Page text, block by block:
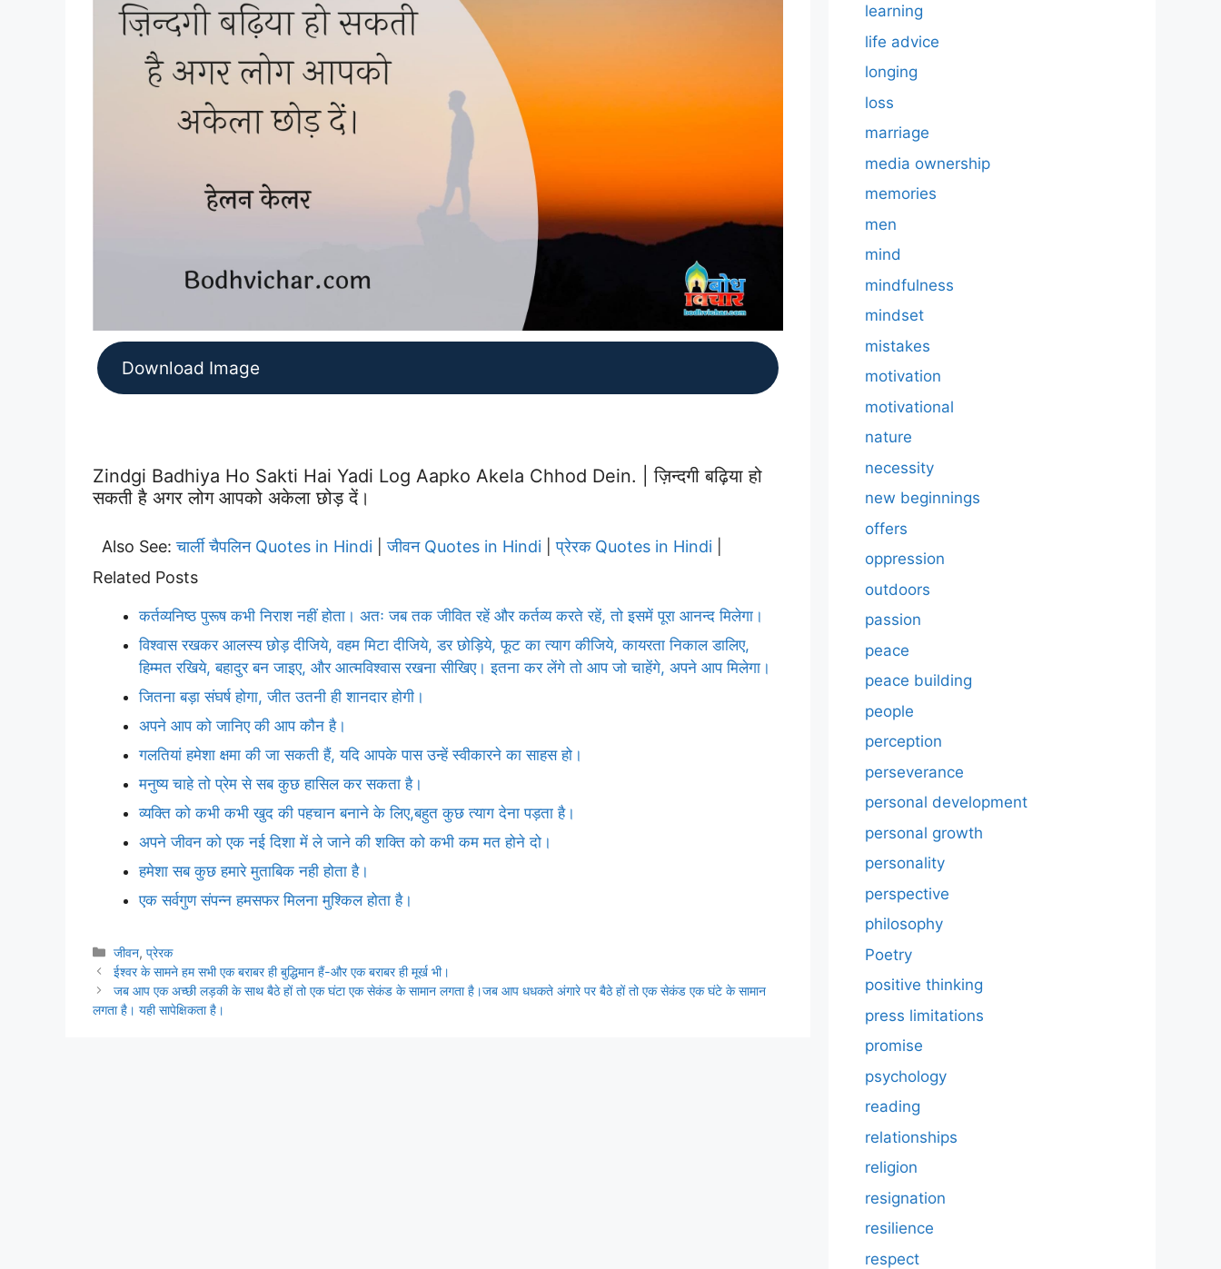
Download Image
Zindgi Badhiya Ho Sakti Hai Yadi Log Aapko Akela Chhod Dein. | ज़िन्दगी बढ़िया हो
सकती है अगर लोग आपको अकेला छोड़ दें।
Also See:चार्ली चैपलिन Quotes in Hindi |जीवन Quotes in Hindi |प्रेरक Quotes in Hindi
Related Posts
कर्तव्यनिष्ठ पुरूष कभी निराश नहीं होता। अतः जब तक जीवित रहें और कर्तव्य करते रहें, तो इसमें पूरा आनन्द मिलेगा।
विश्वास रखकर आलस्य छोड़ दीजिये, वहम मिटा दीजिये, डर छोड़िये, फूट का त्याग कीजिये, कायरता निकाल डालिए,
हिम्मत रखिये, बहादुर बन जाइए, और आत्मविश्वास रखना सीखिए। इतना कर लेंगे तो आप जो चाहेंगे, अपने आप मिलेगा।
जितना बड़ा संघर्ष होगा, जीत उतनी ही शानदार होगी।
अपने आप को जानिए की आप कौन है।
गलतियां हमेशा क्षमा की जा सकती हैं, यदि आपके पास उन्हें स्वीकारने का साहस हो।
मनुष्य चाहे तो प्रेम से सब कुछ हासिल कर सकता है।
व्यक्ति को कभी कभी खुद की पहचान बनाने के लिए,बहुत कुछ त्याग देना पड़ता है।
अपने जीवन को एक नई दिशा में ले जाने की शक्ति को कभी कम मत होने दो।
हमेशा सब कुछ हमारे मुताबिक नही होता है।
एक सर्वगुण संपन्न हमसफर मिलना मुश्किल होता है।
Categories
जीवन,प्रेरक
ईश्वर के सामने हम सभी एक बराबर ही बुद्धिमान हैं-और एक बराबर ही मूर्ख भी।
जब आप एक अच्छी लड़की के साथ बैठे हों तो एक घंटा एक सेकंड के सामान लगता है।जब आप धधकते अंगारे पर बैठे हों तो एक सेकंड एक घंटे के सामान
लगता है। यही सापेक्षिकता है।
learning
life advice
longing
loss
marriage
media ownership
memories
men
mind
mindfulness
mindset
mistakes
motivation
motivational
nature
necessity
new beginnings
offers
oppression
outdoors
passion
peace
peace building
people
perception
perseverance
personal development
personal growth
personality
perspective
philosophy
Poetry
positive thinking
press limitations
promise
psychology
reading
relationships
religion
resignation
resilience
respect